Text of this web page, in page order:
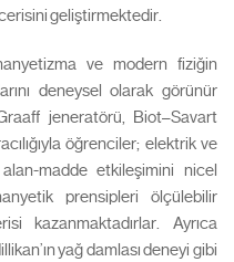
geliştirmektedir.
ve modern fiziğin
deneysel olarak görünür
jeneratörü, Biot–Savart
öğrenciler; elektrik ve
madde etkileşimini nicel
prensipleri ölçülebilir
kazanmaktadırlar. Ayrıca
yağ damlası deneyi gibi